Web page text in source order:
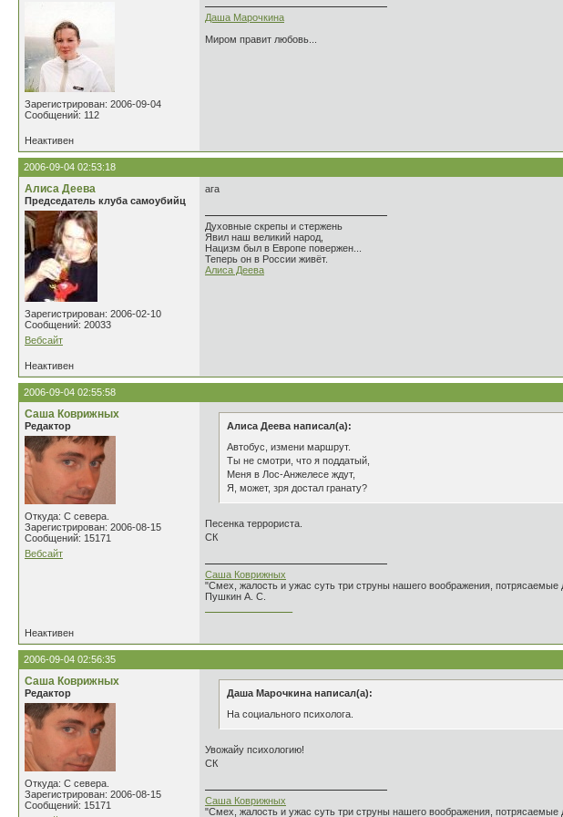
Зарегистрирован: 2006-09-04
Сообщений: 112
Даша Марочкина
Миром правит любовь...
Неактивен
2006-09-04 02:53:18
Алиса Деева
Председатель клуба самоубийц
Зарегистрирован: 2006-02-10
Сообщений: 20033
Вебсайт
ага
Духовные скрепы и стержень
Явил наш великий народ,
Нацизм был в Европе повержен...
Теперь он в России живёт.
Алиса Деева
Неактивен
2006-09-04 02:55:58
Саша Коврижных
Редактор
Откуда: С севера.
Зарегистрирован: 2006-08-15
Сообщений: 15171
Вебсайт
Алиса Деева написал(а):
Автобус, измени маршрут.
Ты не смотри, что я поддатый,
Меня в Лос-Анжелесе ждут,
Я, может, зря достал гранату?
Песенка террориста.
СК
Саша Коврижных
"Смех, жалость и ужас суть три струны нашего воображения, потрясаемые
Пушкин А. С.
Неактивен
2006-09-04 02:56:35
Саша Коврижных
Редактор
Откуда: С севера.
Зарегистрирован: 2006-08-15
Сообщений: 15171
Даша Марочкина написал(а):
На социального психолога.
Увожайу психологию!
СК
Саша Коврижных
"Смех, жалость и ужас суть три струны нашего воображения, потрясаемые